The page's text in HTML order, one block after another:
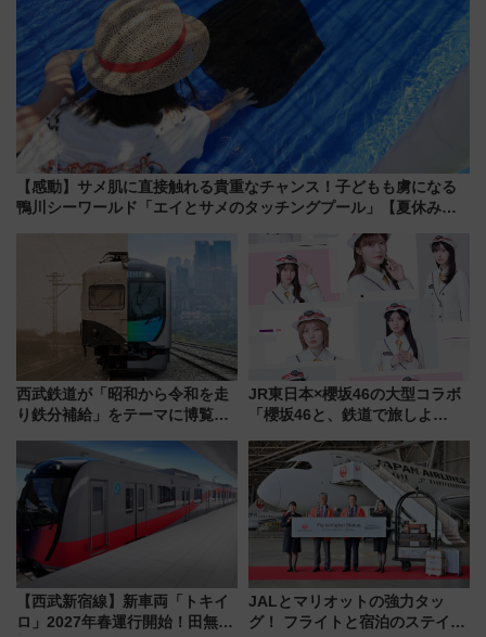
【感動】サメ肌に直接触れる貴重なチャンス！子どもも虜になる
鴨川シーワールド「エイとサメのタッチングプール」【夏休み限
西武鉄道が「昭和から令和を走
り鉄分補給」をテーマに博覧会
14日から 新車両「トキイロ」体
験ブースも アクセスや申込方法
を解説
JR東日本×櫻坂46の大型コラボ
「櫻坂46と、鉄道で旅しよ
潟・長野・庄内へ
【西武新宿線】新車両「トキイ
ロ」2027年春運行開始！田無・
JALとマリオットの強力タッ
グ！ フライトと宿泊のステイタ